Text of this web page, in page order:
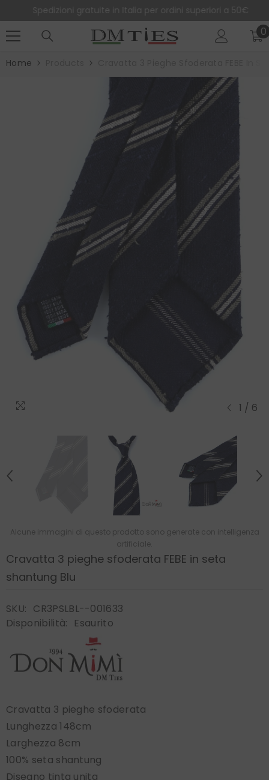
Spedizioni gratuite in Italia per ordini superiori a 50€
00
Home
1 / 6
Alcune immagini di questo prodotto sono generate con intelligenza
artificiale.
Cravatta 3 pieghe sfoderata FEBE in seta
shantung Blu
SKU: CR3PSLBL--001633
Disponibilità:
Esaurito
Cravatta 3 pieghe sfoderata
Lunghezza 148cm
Larghezza 8cm
100% seta shantung
Disegno tinta unita